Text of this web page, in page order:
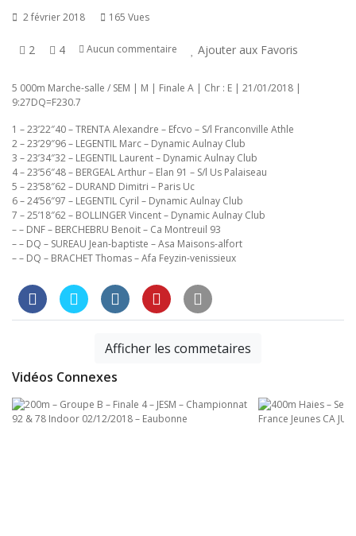
2 février 2018 165 Vues
2 4 Aucun commentaire Ajouter aux Favoris
5 000m Marche-salle / SEM | M | Finale A | Chr : E | 21/01/2018 |
9:27DQ=F230.7
1 – 23’22″40 – TRENTA Alexandre – Efcvo – S/l Franconville Athle
2 – 23’29″96 – LEGENTIL Marc – Dynamic Aulnay Club
3 – 23’34″32 – LEGENTIL Laurent – Dynamic Aulnay Club
4 – 23’56″48 – BERGEAL Arthur – Elan 91 – S/l Us Palaiseau
5 – 23’58″62 – DURAND Dimitri – Paris Uc
6 – 24’56″97 – LEGENTIL Cyril – Dynamic Aulnay Club
7 – 25’18″62 – BOLLINGER Vincent – Dynamic Aulnay Club
– – DNF – BERCHEBRU Benoit – Ca Montreuil 93
– – DQ – SUREAU Jean-baptiste – Asa Maisons-alfort
– – DQ – BRACHET Thomas – Afa Feyzin-venissieux
Afficher les commetaires
Vidéos Connexes